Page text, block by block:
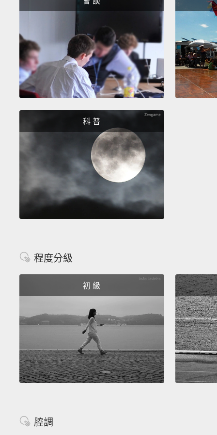
科 普
程度分級
初 級
腔調